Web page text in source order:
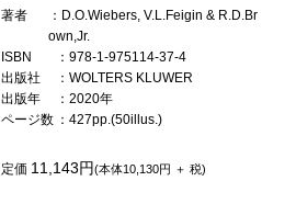
著者
：D.O.Wiebers, V.L.Feigin & R.D.Br
own,Jr.
ISBN
：978-1-975114-37-4
出版社
：WOLTERS KLUWER
出版年
：2020年
ページ数 ：427pp.(50illus.)
定価 11,143円(本体10,130円 ＋ 税)